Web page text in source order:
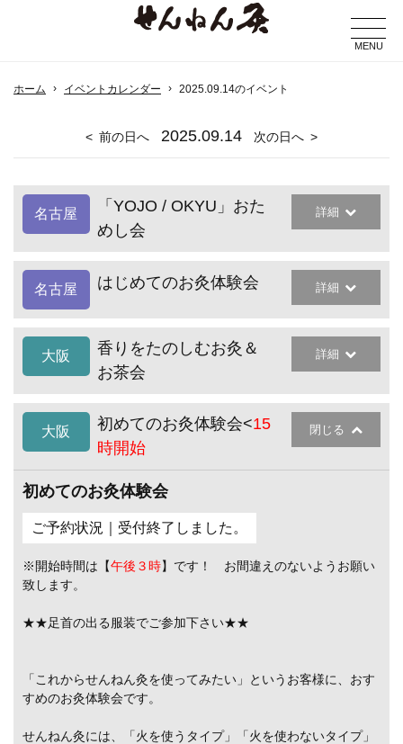
MENU
ホーム イベントカレンダー 2025.09.14のイベント
前の日へ 2025.09.14 次の日へ
名古屋
「YOJO / OKYU」おた
めし会
詳細
名古屋 はじめてのお灸体験会 詳細
大阪
香りをたのしむお灸＆
お茶会
詳細
大阪 初めてのお灸体験会<15
時開始
閉じる
初めてのお灸体験会
ご予約状況｜受付終了しました。
※開始時間は【午後３時】です！ お間違えのないようお願い
致します。
★★足首の出る服装でご参加下さい★★
「これからせんねん灸を使ってみたい」というお客様に、おす
すめのお灸体験会です。
せんねん灸には、「火を使うタイプ」「火を使わないタイプ」